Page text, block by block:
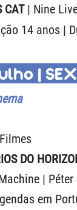
CAT | Nine
14 anos |
|
DO
|
em